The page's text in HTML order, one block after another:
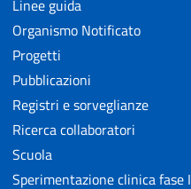
Linee guida
Organismo Notificato
Progetti
Pubblicazioni
Registri e sorveglianze
Ricerca collaboratori
Scuola
Sperimentazione clinica fase I